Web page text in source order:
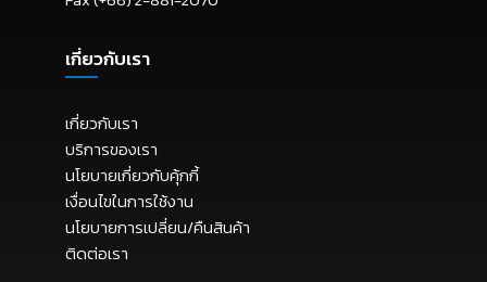
เกี่ยวกับเรา
เกี่ยวกับเรา
บริการของเรา
นโยบายเกี่ยวกับคุ้กกี้
เงื่อนไขในการใช้งาน
นโยบายการเปลี่ยน/คืนสินค้า
ติดต่อเรา